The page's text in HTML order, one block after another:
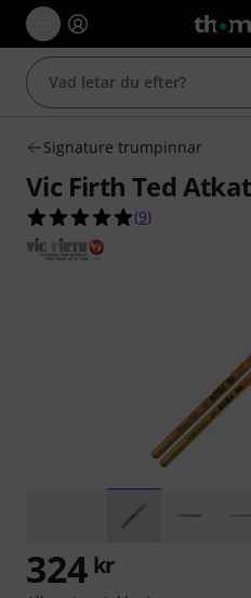
Signature trumpinnar
Vic Firth Ted
5.0 av 5
(9)
324 kr